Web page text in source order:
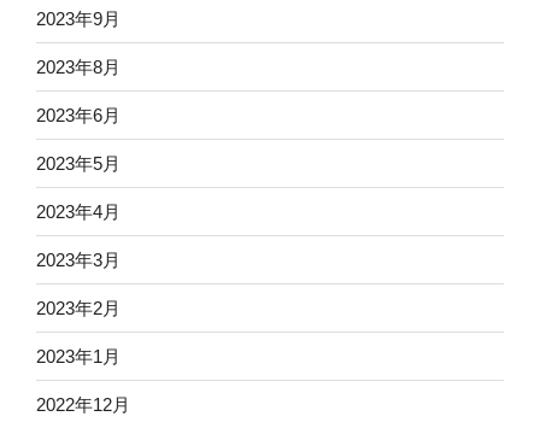
2023年9月
2023年8月
2023年6月
2023年5月
2023年4月
2023年3月
2023年2月
2023年1月
2022年12月